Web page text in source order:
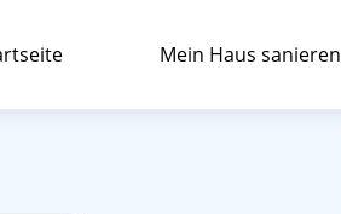
Mein Haus sanieren